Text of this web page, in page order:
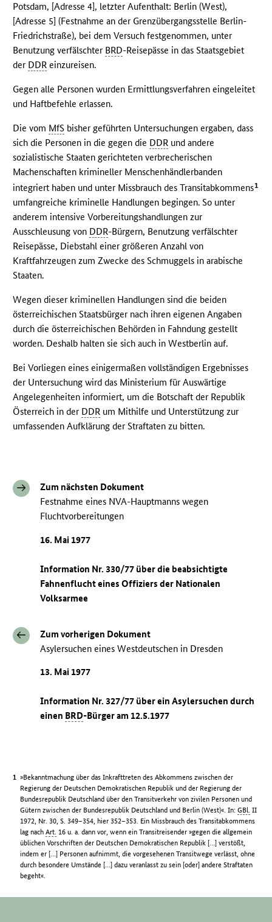
Potsdam, [Adresse 4], letzter Aufenthalt: Berlin (West),
[Adresse 5] (Festnahme an der Grenzübergangsstelle Berlin-
Friedrichstraße), bei dem Versuch festgenommen, unter
Benutzung verfälschter BRD-Reisepässe in das Staatsgebiet
der DDR einzureisen.
Gegen alle Personen wurden Ermittlungsverfahren eingeleitet
und Haftbefehle erlassen.
Die vom MfS bisher geführten Untersuchungen ergaben, dass
sich die Personen in die gegen die DDR und andere
sozialistische Staaten gerichteten verbrecherischen
Machenschaften krimineller Menschenhändlerbanden
integriert haben und unter Missbrauch des Transitabkommens1
umfangreiche kriminelle Handlungen begingen. So unter
anderem intensive Vorbereitungshandlungen zur
Ausschleusung von DDR-Bürgern, Benutzung verfälschter
Reisepässe, Diebstahl einer größeren Anzahl von
Kraftfahrzeugen zum Zwecke des Schmuggels in arabische
Staaten.
Wegen dieser kriminellen Handlungen sind die beiden
österreichischen Staatsbürger nach ihren eigenen Angaben
durch die österreichischen Behörden in Fahndung gestellt
worden. Deshalb halten sie sich auch in Westberlin auf.
Bei Vorliegen eines einigermaßen vollständigen Ergebnisses
der Untersuchung wird das Ministerium für Auswärtige
Angelegenheiten informiert, um die Botschaft der Republik
Österreich in der DDR um Mithilfe und Unterstützung zur
umfassenden Aufklärung der Straftaten zu bitten.
Zum nächsten Dokument
Festnahme eines NVA-Hauptmanns wegen
Fluchtvorbereitungen
16. Mai 1977
Information Nr. 330/77 über die beabsichtigte
Fahnenflucht eines Offiziers der Nationalen
Volksarmee
Zum vorherigen Dokument
Asylersuchen eines Westdeutschen in Dresden
13. Mai 1977
Information Nr. 327/77 über ein Asylersuchen durch
einen BRD-Bürger am 12.5.1977
»Bekanntmachung über das Inkrafttreten des Abkommens zwischen der
Regierung der Deutschen Demokratischen Republik und der Regierung der
Bundesrepublik Deutschland über den Transitverkehr von zivilen Personen und
Gütern zwischen der Bundesrepublik Deutschland und Berlin (West)«. In:GBl. II
1972, Nr. 30, S. 349–354, hier 352–353. Ein Missbrauch des Transitabkommens
lag nachArt. 16 u. a. dann vor, wenn ein Transitreisender »gegen die allgemein
üblichen Vorschriften der Deutschen Demokratischen Republik […] verstößt,
indem er […] Personen aufnimmt, die vorgesehenen Transitwege verlässt, ohne
durch besondere Umstände […] dazu veranlasst zu sein [oder] andere Straftaten
begeht«.